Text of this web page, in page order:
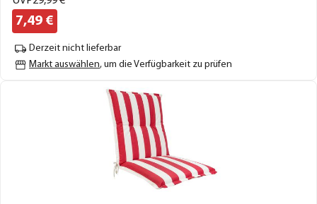
7,49 €
Derzeit nicht lieferbar
Markt auswählen, um die Verfügbarkeit zu prüfen